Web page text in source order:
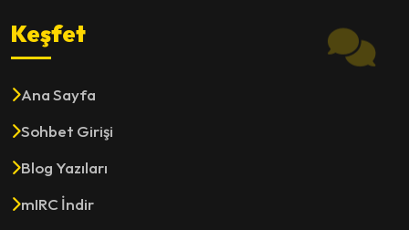
Keşfet
Ana Sayfa
Sohbet Girişi
Blog Yazıları
mIRC İndir